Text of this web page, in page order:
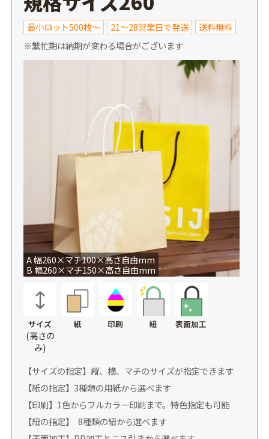
最小ロット500枚～ 21～28営業日で発送
送料無料
※繁忙期は納期が変わる場合がございます
A 幅260×マチ100×高さ自由mm
B 幅260×マチ150×高さ自由mm
サイズ
(高さの
み)
紙 印刷 紐 表面加工
【サイズの指定】縦、横、マチのサイズが指定できます
【紙の指定】3種類の用紙から選べます
【印刷】1色からフルカラー印刷まで。特色指定も可能
【紐の指定】 8種類の紐から選べます